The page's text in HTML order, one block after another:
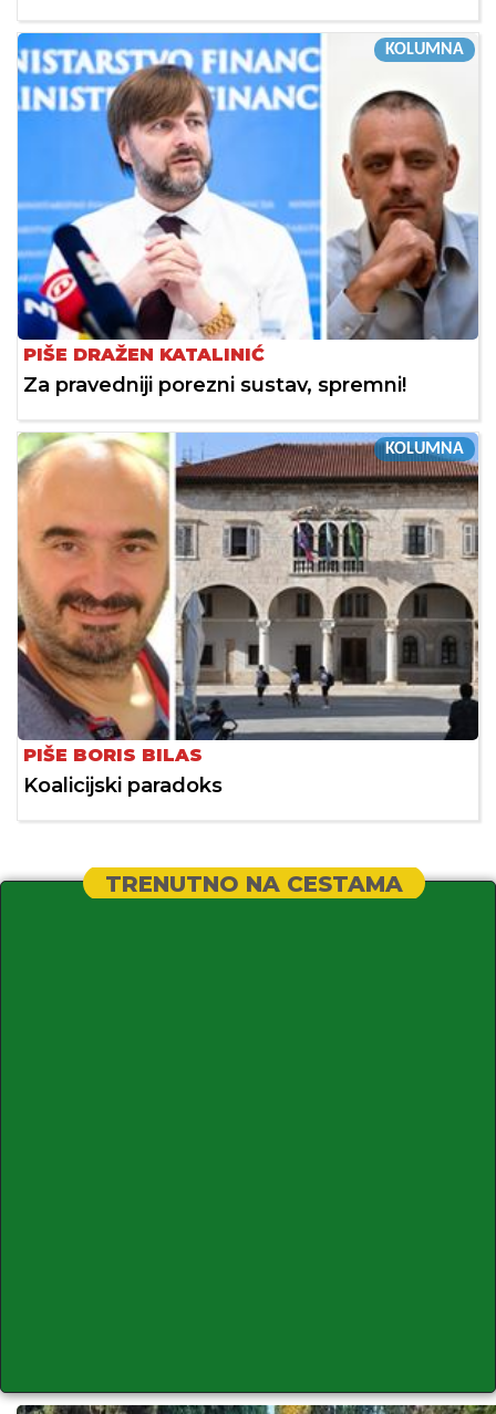
KOLUMNA
PIŠE DRAŽEN KATALINIĆ
Za pravedniji porezni sustav, spremni!
KOLUMNA
PIŠE BORIS BILAS
Koalicijski paradoks
TRENUTNO NA CESTAMA